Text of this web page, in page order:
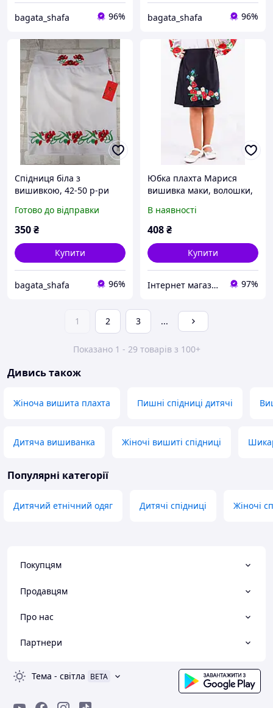
bagata_shafa 96% bagata_shafa 96%
Спідниця біла з
вишивкою, 42-50 р-ри
Готово до відправки
350₴
Купити
bagata_shafa 96%
Юбка плахта Марися
вишивка маки, волошки,
4,5,6,7,8,9,10,11,12,13,14,1
5лет, 44,46,48р
В наявності
408₴
Купити
Інтернет магазин "Omoda" 97%
1 2 3 ...
Показано 1 - 29 товарів з 100+
Дивись також
Жіноча вишита плахта Пишні спідниці дитячі
Дитяча вишиванка Жіночі вишиті спідниці
Популярні категорії
Дитячий етнічний одяг Дитячі спідниці Жіночі
Покупцям
Продавцям
Про нас
Партнери
Тема - світла BETA